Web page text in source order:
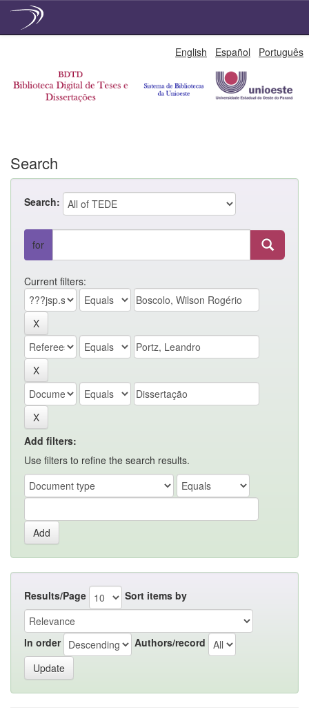
English Español Português
Search
Search:
for
Current filters:
Add filters:
Use filters to refine the search results.
Results/Page Sort items by
In order Authors/record